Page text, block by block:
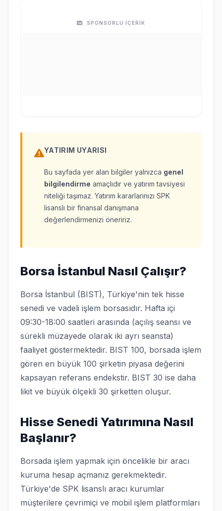
SPONSORLU İÇERİK
YATIRIM UYARISI
Bu sayfada yer alan bilgiler yalnızca genel
bilgilendirme amaçlıdır ve yatırım tavsiyesi
niteliği taşımaz. Yatırım kararlarınızı SPK
lisanslı bir finansal danışmana
değerlendirmenizi öneririz.
Borsa İstanbul Nasıl Çalışır?
Borsa İstanbul (BIST), Türkiye'nin tek hisse
senedi ve vadeli işlem borsasıdır. Hafta içi
09:30-18:00 saatleri arasında (açılış seansı ve
sürekli müzayede olarak iki ayrı seansta)
faaliyet göstermektedir. BIST 100, borsada işlem
gören en büyük 100 şirketin piyasa değerini
kapsayan referans endekstir. BIST 30 ise daha
likit ve büyük ölçekli 30 şirketten oluşur.
Hisse Senedi Yatırımına Nasıl
Başlanır?
Borsada işlem yapmak için öncelikle bir aracı
kuruma hesap açmanız gerekmektedir.
Türkiye'de SPK lisanslı aracı kurumlar
müşterilere çevrimiçi ve mobil işlem platformları